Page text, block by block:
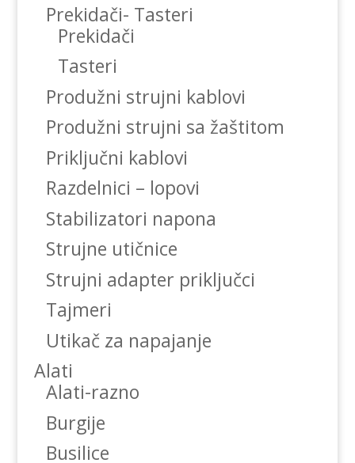
Prekidači- Tasteri
Prekidači
Tasteri
Produžni strujni kablovi
Produžni strujni sa žaštitom
Priključni kablovi
Razdelnici – lopovi
Stabilizatori napona
Strujne utičnice
Strujni adapter priključci
Tajmeri
Utikač za napajanje
Alati
Alati-razno
Burgije
Busilice